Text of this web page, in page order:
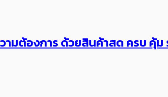
มต้องการ ด้วยสินค้าสด ครบ คุ้ม